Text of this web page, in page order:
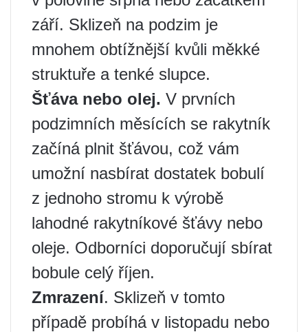
září. Sklizeň na podzim je
mnohem obtížnější kvůli měkké
struktuře a tenké slupce.
Šťáva nebo olej. V prvních
podzimních měsících se rakytník
začíná plnit šťávou, což vám
umožní nasbírat dostatek bobulí
z jednoho stromu k výrobě
lahodné rakytníkové šťávy nebo
oleje. Odborníci doporučují sbírat
bobule celý říjen.
Zmrazení. Sklizeň v tomto
případě probíhá v listopadu nebo